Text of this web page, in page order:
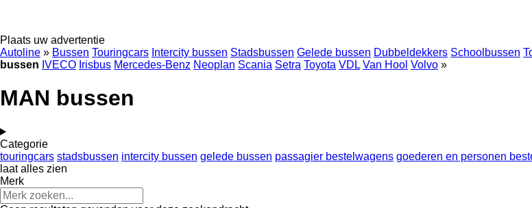
Plaats uw advertentie
Autoline » Bussen Touringcars Intercity bussen Stadsbussen Gelede bussen Dubbeldekkers Schoolbussen
bussen IVECO Irisbus Mercedes-Benz Neoplan Scania Setra Toyota VDL Van Hool Volvo »
MAN bussen
Categorie
touringcars stadsbussen intercity bussen gelede bussen passagier bestelwagens goederen en personen
laat alles zien
Merk